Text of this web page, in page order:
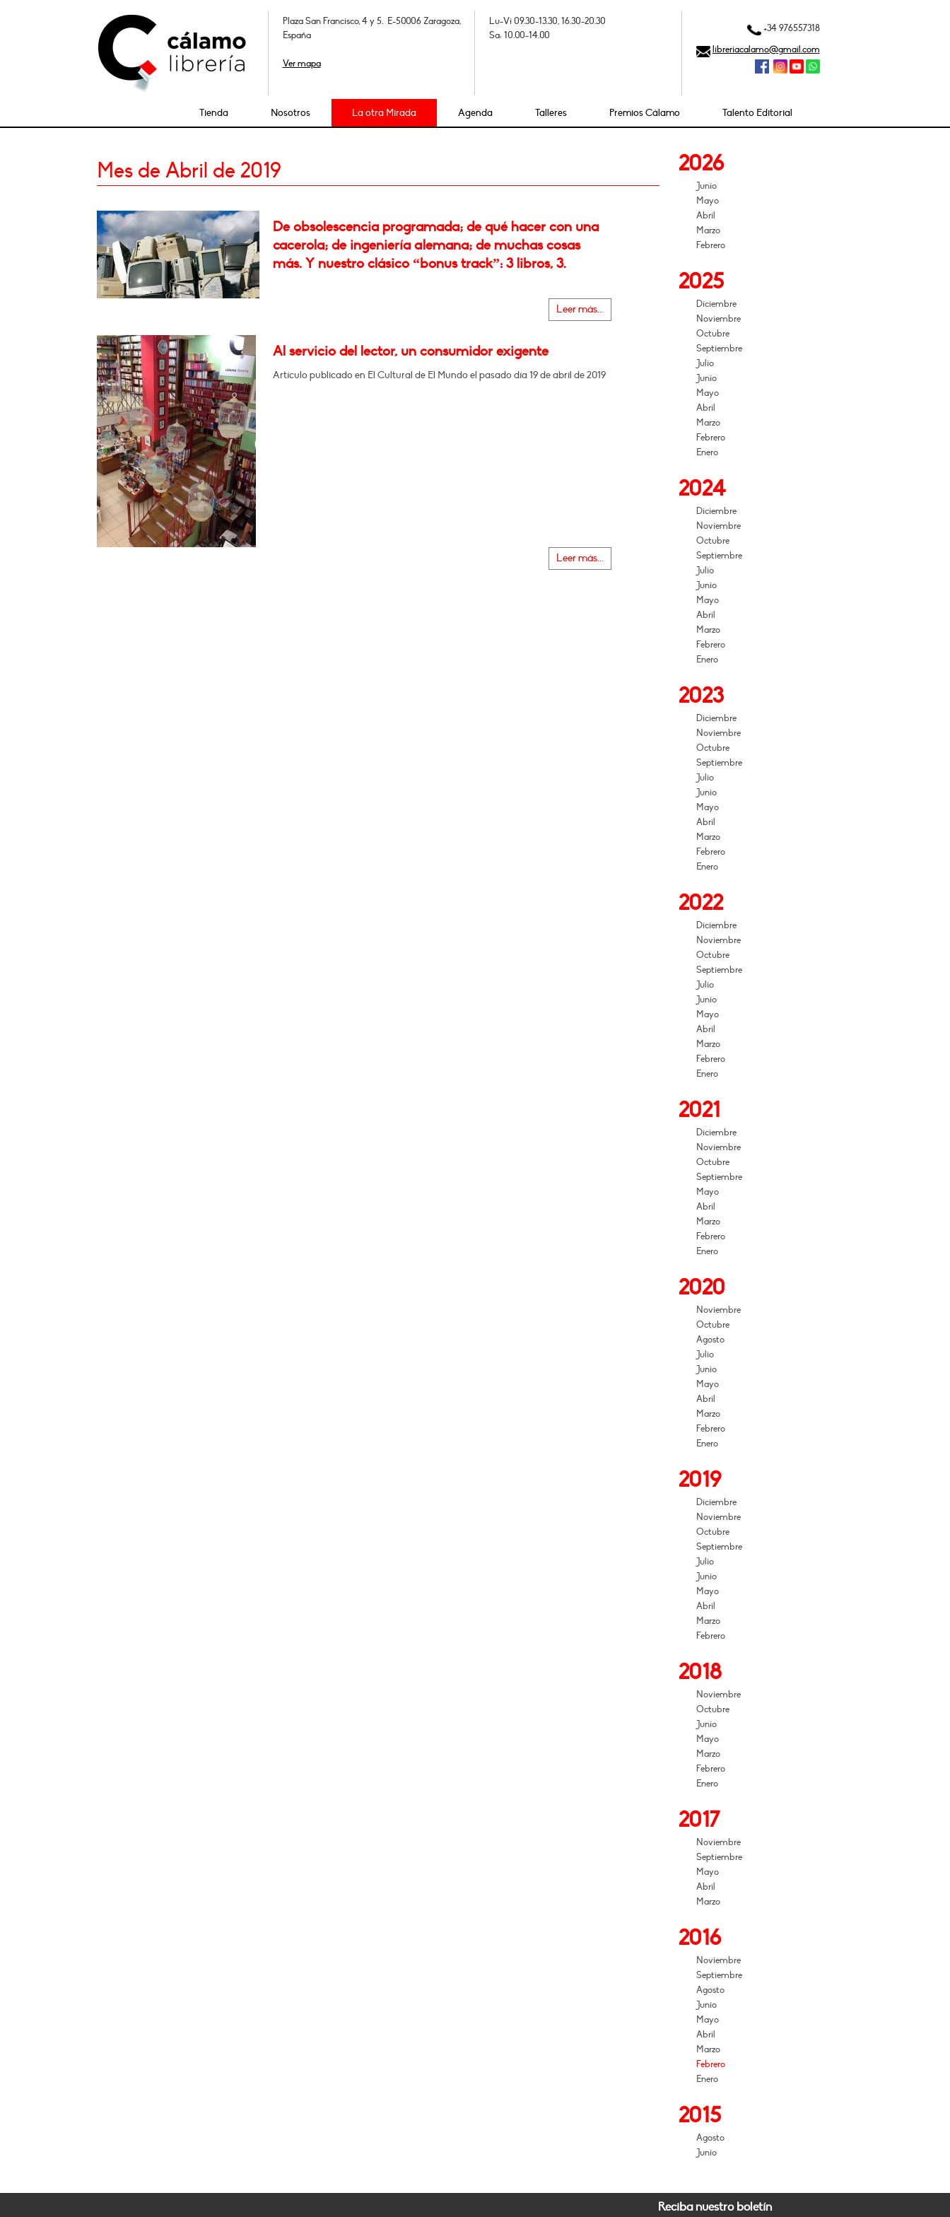
Plaza San Francisco, 4 y 5. E-50006 Zaragoza,
España
Ver mapa
Lu-Vi 09.30-13.30, 16.30-20.30
Sa: 10.00-14.00
+34 976557318
libreriacalamo@gmail.com
Tienda Nosotros La otra Mirada Agenda Talleres Premios Cálamo Talento Editorial
Mes de Abril de 2019
De obsolescencia programada; de qué hacer con una
cacerola; de ingeniería alemana; de muchas cosas
más. Y nuestro clásico “bonus track”: 3 libros, 3.
Leer más...
Al servicio del lector, un consumidor exigente
Artículo publicado en El Cultural de El Mundo el pasado día 19 de abril de 2019
Leer más...
2026
Junio
Mayo
Abril
Marzo
Febrero
2025
Diciembre
Noviembre
Octubre
Septiembre
Julio
Junio
Mayo
Abril
Marzo
Febrero
Enero
2024
Diciembre
Noviembre
Octubre
Septiembre
Julio
Junio
Mayo
Abril
Marzo
Febrero
Enero
2023
Diciembre
Noviembre
Octubre
Septiembre
Julio
Junio
Mayo
Abril
Marzo
Febrero
Enero
2022
Diciembre
Noviembre
Octubre
Septiembre
Julio
Junio
Mayo
Abril
Marzo
Febrero
Enero
2021
Diciembre
Noviembre
Octubre
Septiembre
Mayo
Abril
Marzo
Febrero
Enero
2020
Noviembre
Octubre
Agosto
Julio
Junio
Mayo
Abril
Marzo
Febrero
Enero
2019
Diciembre
Noviembre
Octubre
Septiembre
Julio
Junio
Mayo
Abril
Marzo
Febrero
2018
Noviembre
Octubre
Junio
Mayo
Marzo
Febrero
Enero
2017
Noviembre
Septiembre
Mayo
Abril
Marzo
2016
Noviembre
Septiembre
Agosto
Junio
Mayo
Abril
Marzo
Febrero
Enero
2015
Agosto
Junio
Reciba nuestro boletín